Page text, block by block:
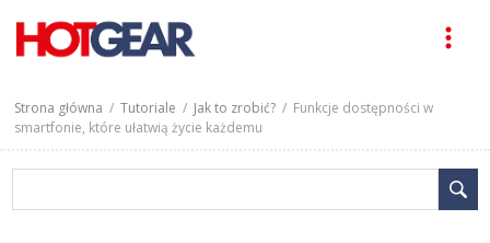
Strona główna /Tutoriale / Jak to zrobić? / Funkcje dostępności w
smartfonie, które ułatwią życie każdemu